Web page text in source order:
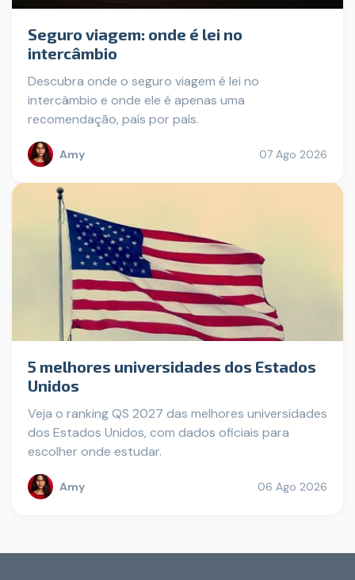
Seguro viagem: onde é lei no
intercâmbio
Descubra onde o seguro viagem é lei no
intercâmbio e onde ele é apenas uma
recomendação, país por país.
Amy 07 Ago 2026
5 melhores universidades dos Estados
Unidos
Veja o ranking QS 2027 das melhores universidades
dos Estados Unidos, com dados oficiais para
escolher onde estudar.
Amy 06 Ago 2026